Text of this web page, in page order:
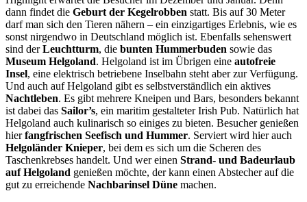
dann findet die Geburt der Kegelrobben statt. Bis auf 30 Meter
darf man sich den Tieren nähern – ein einzigartiges Erlebnis, wie es
sonst nirgendwo in Deutschland möglich ist. Ebenfalls sehenswert
sind derLeuchtturm, die bunten Hummerbuden sowie das
Museum Helgoland. Helgoland ist im Übrigen eine autofreie
Insel, eine elektrisch betriebene Inselbahn steht aber zur Verfügung.
Und auch auf Helgoland gibt es selbstverständlich ein aktives
Nachtleben. Es gibt mehrere Kneipen und Bars, besonders bekannt
ist dabei das Sailor’s, ein maritim gestalteter Irish Pub. Natürlich hat
Helgoland auch kulinarisch so einiges zu bieten. Besucher genießen
hierfangfrischen Seefisch und Hummer. Serviert wird hier auch
Helgoländer Knieper, bei dem es sich um die Scheren des
Taschenkrebses handelt. Und wer einen Strand- und Badeurlaub
auf Helgoland genießen möchte, der kann einen Abstecher auf die
gut zu erreichende Nachbarinsel Düne machen.